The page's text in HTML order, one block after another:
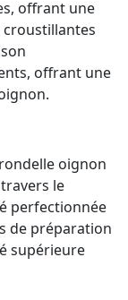
offrant une
croustillantes
offrant une
oignon
le
perfectionnée
de préparation
supérieure